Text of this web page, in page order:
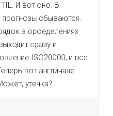
И вот оно. В
сбываются.
в ороеделениях
сразу и
ISO20000, и все
вот англичане
утечка?